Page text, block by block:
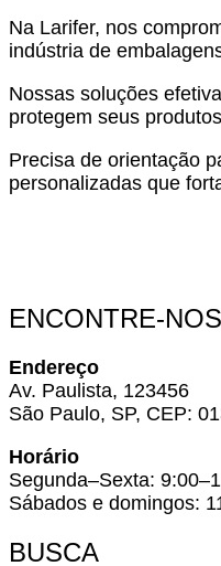
Na Larifer, nos
indústria de
Nossas soluções
protegem seus
Precisa de orientação
personalizadas que
ENCONTRE-NOS
Endereço
Av. Paulista, 123456
São Paulo, SP, CEP:
Horário
Segunda–Sexta:
Sábados e domingos:
BUSCA